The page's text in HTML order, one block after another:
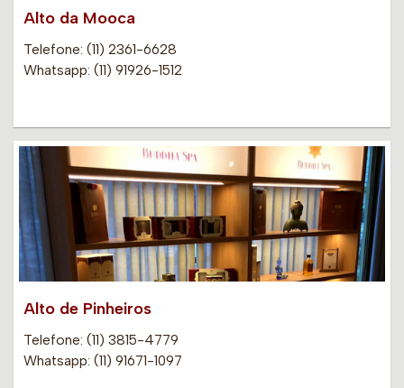
Alto da Mooca
Telefone: (11) 2361-6628
Whatsapp: (11) 91926-1512
Alto de Pinheiros
Telefone: (11) 3815-4779
Whatsapp: (11) 91671-1097